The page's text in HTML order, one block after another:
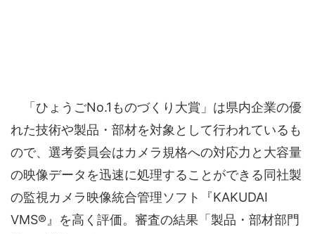
「ひょうごNo.1ものづくり大賞」は県内企業の優
れた技術や製品・部材を対象として行われているも
ので、選考委員会はカメラ規格への対応力と大容量
の映像データを迅速に処理することができる同社製
の監視カメラ映像統合管理ソフト『KAKUDAI
VMS®』を高く評価。審査の結果「製品・部材部門